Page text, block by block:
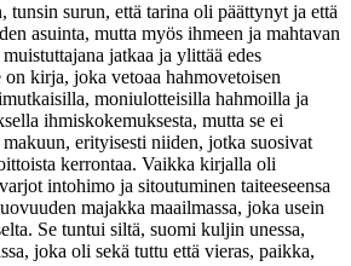
surun, että tarina oli päättynyt ja että
asuinta, mutta myös ihmeen ja mahtavan
jatkaa ja ylittää edes
on kirja, joka vetoaa hahmovetoisen
moniulotteisilla hahmoilla ja
ihmiskokemuksesta, mutta se ei
erityisesti niiden, jotka suosivat
kerrontaa. Vaikka kirjalla oli
intohimo ja sitoutuminen taiteeseensa
majakka maailmassa, joka usein
Se tuntui siltä, suomi kuljin unessa,
joka oli sekä tuttu että vieras, paikka,